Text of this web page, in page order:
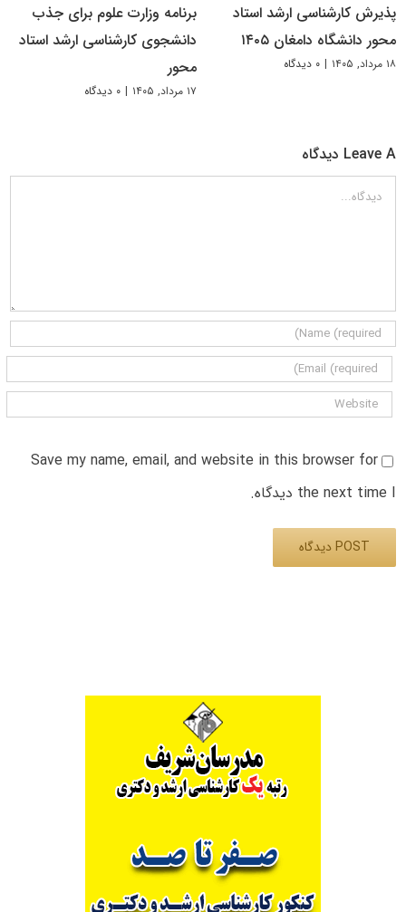
پذیرش کارشناسی ارشد استاد
محور دانشگاه دامغان ۱۴۰۵
۱۸ مرداد, ۱۴۰۵ | ۰ دیدگاه
برنامه وزارت علوم برای جذب
دانشجوی کارشناسی ارشد استاد
محور
۱۷ مرداد, ۱۴۰۵ | ۰ دیدگاه
Leave A دیدگاه
دیدگاه
Save my name, email, and website in this browser for
the next time I دیدگاه.